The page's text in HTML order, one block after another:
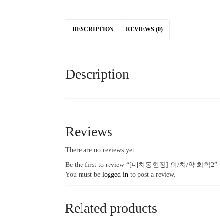
DESCRIPTION REVIEWS (0)
Description
Reviews
There are no reviews yet.
Be the first to review “[대치동현장] 의/치/약 화학2”
You must be logged in to post a review.
Related products